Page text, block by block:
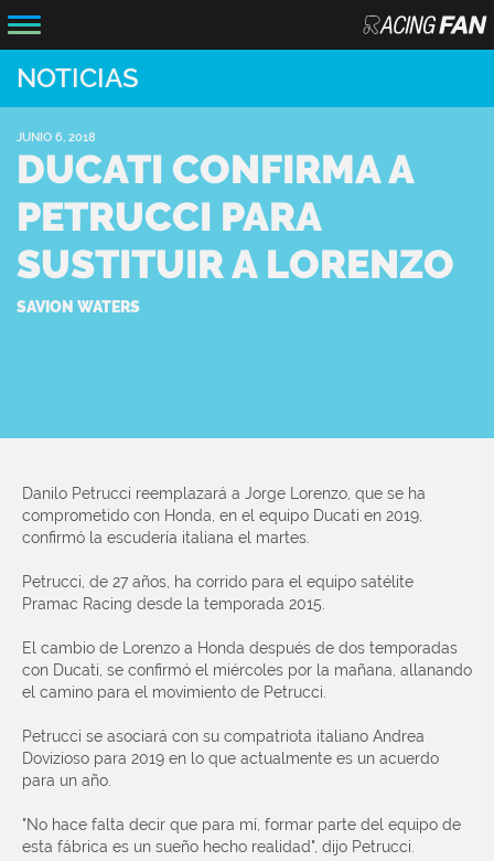
NOTICIAS
JUNIO 6, 2018
DUCATI CONFIRMA A
PETRUCCI PARA
SUSTITUIR A LORENZO
SAVION WATERS
Danilo Petrucci reemplazará a Jorge Lorenzo, que se ha
comprometido con Honda, en el equipo Ducati en 2019,
confirmó la escudería italiana el martes.
Petrucci, de 27 años, ha corrido para el equipo satélite
Pramac Racing desde la temporada 2015.
El cambio de Lorenzo a Honda después de dos temporadas
con Ducati, se confirmó el miércoles por la mañana, allanando
el camino para el movimiento de Petrucci.
Petrucci se asociará con su compatriota italiano Andrea
Dovizioso para 2019 en lo que actualmente es un acuerdo
para un año.
"No hace falta decir que para mí, formar parte del equipo de
esta fábrica es un sueño hecho realidad", dijo Petrucci.